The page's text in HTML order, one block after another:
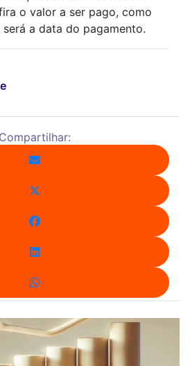
o valor a ser pago, como
a data do pagamento.
Compartilhar: